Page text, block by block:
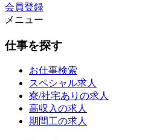
会員登録
メニュー
仕事を探す
お仕事検索
スペシャル求人
寮/社宅ありの求人
高収入の求人
期間工の求人